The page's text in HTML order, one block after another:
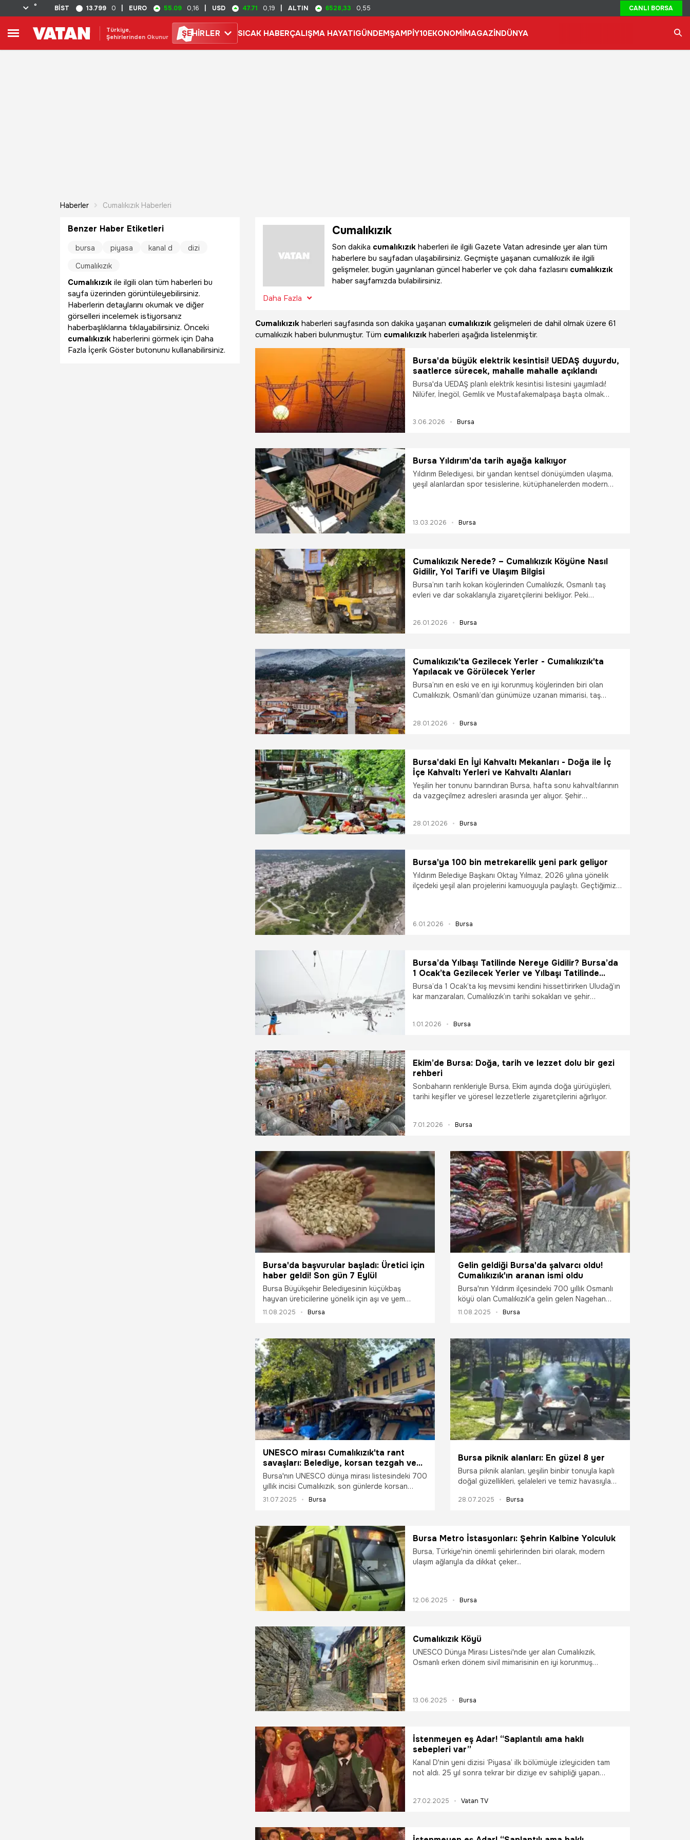
° BİST 13.799 0 EURO 55.09 0,16 USD 47.71 0,19 ALTIN 6528,33 0,55 CANLI BORSA
Türkiye,
Şehirlerinden Okunur
ŞEHİRLER SICAK HABERÇALIŞMA HAYATIGÜNDEMŞAMPİY10EKONOMİMAGAZİNDÜNYA
Haberler Cumalıkızık Haberleri
Cumalıkızık
Son dakika cumalıkızık haberleri ile ilgili Gazete Vatan adresinde yer alan tüm
haberlere bu sayfadan ulaşabilirsiniz. Geçmişte yaşanan cumalıkızık ile ilgili
gelişmeler, bugün yayınlanan güncel haberler ve çok daha fazlasını cumalıkızık
haber sayfamızda bulabilirsiniz.
Daha Fazla
Cumalıkızık haberleri sayfasında son dakika yaşanan cumalıkızık gelişmeleri de dahil olmak üzere 61
cumalıkızık haberi bulunmuştur. Tüm cumalıkızık haberleri aşağıda listelenmiştir.
Bursa'da büyük elektrik kesintisi! UEDAŞ duyurdu,
saatlerce sürecek, mahalle mahalle açıklandı
Bursa'da UEDAŞ planlı elektrik kesintisi listesini yayımladı!
Nilüfer, İnegöl, Gemlik ve Mustafakemalpaşa başta olmak
3.06.2026 Bursa
Bursa Yıldırım'da tarih ayağa kalkıyor
Yıldırım Belediyesi, bir yandan kentsel dönüşümden ulaşıma,
yeşil alanlardan spor tesislerine, kütüphanelerden modern
13.03.2026 Bursa
Cumalıkızık Nerede? – Cumalıkızık Köyüne Nasıl
Gidilir, Yol Tarifi ve Ulaşım Bilgisi
Bursa’nın tarih kokan köylerinden Cumalıkızık, Osmanlı taş
evleri ve dar sokaklarıyla ziyaretçilerini bekliyor. Peki
26.01.2026 Bursa
Cumalıkızık'ta Gezilecek Yerler - Cumalıkızık'ta
Yapılacak ve Görülecek Yerler
Bursa’nın en eski ve en iyi korunmuş köylerinden biri olan
Cumalıkızık, Osmanlı’dan günümüze uzanan mimarisi, taş
28.01.2026 Bursa
Bursa'daki En İyi Kahvaltı Mekanları - Doğa ile İç
İçe Kahvaltı Yerleri ve Kahvaltı Alanları
Yeşilin her tonunu barındıran Bursa, hafta sonu kahvaltılarının
da vazgeçilmez adresleri arasında yer alıyor. Şehir
gelen ziyaretçilerin ilgisini çekiyor.
28.01.2026 Bursa
Bursa'ya 100 bin metrekarelik yeni park geliyor
Yıldırım Belediye Başkanı Oktay Yılmaz, 2026 yılına yönelik
ilçedeki yeşil alan projelerini kamuoyuyla paylaştı. Geçtiğimiz
2026'da tamamlanacağını söyledi.
6.01.2026 Bursa
Bursa’da Yılbaşı Tatilinde Nereye Gidilir? Bursa’da
1 Ocak’ta Gezilecek Yerler ve Yılbaşı Tatilinde
Yapılacak En Popüler Aktiviteler
Bursa’da 1 Ocak’ta kış mevsimi kendini hissettirirken Uludağ’ın
kar manzaraları, Cumalıkızık’ın tarihi sokakları ve şehir
1.01.2026 Bursa
Ekim’de Bursa: Doğa, tarih ve lezzet dolu bir gezi
rehberi
Sonbaharın renkleriyle Bursa, Ekim ayında doğa yürüyüşleri,
tarihi keşifler ve yöresel lezzetlerle ziyaretçilerini ağırlıyor.
7.01.2026 Bursa
Bursa'da başvurular başladı: Üretici için
haber geldi! Son gün 7 Eylül
Bursa Büyükşehir Belediyesinin küçükbaş
hayvan üreticilerine yönelik için aşı ve yem
desteği için başvurulan 11 Ağustos Pazartesi
11.08.2025 Bursa
Gelin geldiği Bursa'da şalvarcı oldu!
Cumalıkızık'ın aranan ismi oldu
Bursa'nın Yıldırım ilçesindeki 700 yıllık Osmanlı
köyü olan Cumalıkızık'a gelin gelen Nagehan
Sezer, genç yaşlarda öğrendiği terzilikle kendi
11.08.2025 Bursa
UNESCO mirası Cumalıkızık'ta rant
savaşları: Belediye, korsan tezgah ve
Çin malı satışına dur dedi!
Bursa'nın UNESCO dünya mirası listesindeki 700
yıllık incisi Cumalıkızık, son günlerde korsan
tezgahlar ve Çin malı kalitesiz eşya satan
korunması ve zaman zaman yaşanan itfaiye ve
orman aracının geçişine engel olması
gerekçesiyle bir adım attı.
31.07.2025 Bursa
Bursa piknik alanları: En güzel 8 yer
Bursa piknik alanları, yeşilin binbir tonuyla kaplı
doğal güzellikleri, şelaleleri ve temiz havasıyla
geçirebileceği harika mekanlar sunuyor.
28.07.2025 Bursa
Bursa Metro İstasyonları: Şehrin Kalbine Yolculuk
Bursa, Türkiye'nin önemli şehirlerinden biri olarak, modern
ulaşım ağlarıyla da dikkat çeker...
12.06.2025 Bursa
Cumalıkızık Köyü
UNESCO Dünya Mirası Listesi'nde yer alan Cumalıkızık,
Osmanlı erken dönem sivil mimarisinin en iyi korunmuş
13.06.2025 Bursa
İstenmeyen eş Adar! “Saplantılı ama haklı
sebepleri var”
Kanal D'nin yeni dizisi ‘Piyasa’ ilk bölümüyle izleyiciden tam
not aldı. 25 yıl sonra tekrar bir diziye ev sahipliği yapan
Altınmeşe’nin oğlu Fırat Altunmeşe, dizideki karakteriyle ilgili
27.02.2025 Vatan TV
Benzer Haber Etiketleri
bursa piyasa kanal d
dizi
Cumalıkızık
Cumalıkızık ile ilgili olan tüm haberleri bu
sayfa üzerinden görüntüleyebilirsiniz.
Haberlerin detaylarını okumak ve diğer
görselleri incelemek istiyorsanız
haberbaşlıklarına tıklayabilirsiniz. Önceki
cumalıkızık haberlerini görmek için Daha
Fazla İçerik Göster butonunu kullanabilirsiniz.